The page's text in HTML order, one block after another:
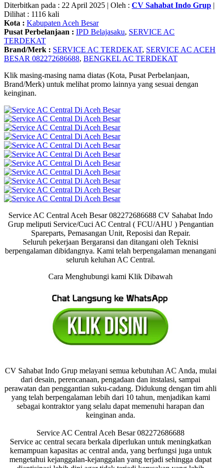
Diterbitkan pada : 22 April 2025 | Oleh : CV Sahabat Indo Grup |
Dilihat : 1116 kali
Kota : Kabupaten Aceh Besar
Pusat Perbelanjaan : IPD Belajasaku, SERVICE AC
TERDEKAT
Brand/Merk : SERVICE AC TERDEKAT, SERVICE AC ACEH
BESAR 082272686688, BENGKEL AC TERDEKAT
Klik masing-masing nama diatas (Kota, Pusat Perbelanjaan,
Brand/Merk) untuk melihat promo lainnya yang sesuai dengan
keinginan.
Service AC Central Aceh Besar 082272686688 CV Sahabat Indo
Grup meliputi Service/Cuci AC Central ( FCU/AHU ) Pengantian
Spareparts, Pemasangan Unit, Reposisi dan Repair.
Seluruh pekerjaan Bergaransi dan ditangani oleh Teknisi
berpengalaman dibidangnya. Kami telah berpengalaman menangani
seluruh keluhan AC Central.
Cara Menghubungi kami Klik Dibawah
CV Sahabat Indo Grup melayani semua kebutuhan AC Anda, mulai
dari desain, perencanaan, pengadaan dan instalasi, sampai
perawatan dan penggantian suku-cadang. Didukung dengan tim ahli
yang telah berpengalaman lebih dari 10 tahun, menjadikan kami
sebagai kontraktor yang selalu dapat memenuhi harapan dan
keinginan anda.
Service AC Central Aceh Besar 082272686688
Service ac central secara berkala diperlukan untuk meningkatkan
kemampuan kapasitas ac central anda, yang berfungsi juga untuk
mengetahui kejanggalan-kejanggalan yang terjadi sehingga dapat